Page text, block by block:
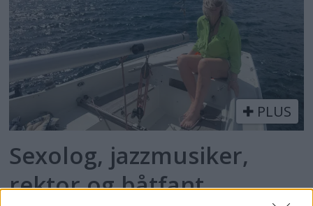
PLUS
Sexolog, jazzmusiker,
rektor og båtfant